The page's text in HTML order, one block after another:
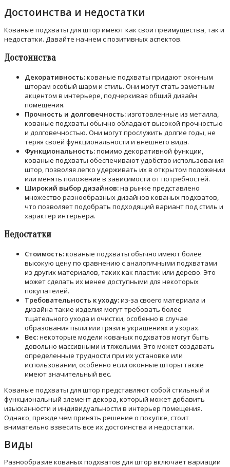
Достоинства и недостатки
Кованые подхваты для штор имеют как свои преимущества, так и
недостатки. Давайте начнем с позитивных аспектов.
Достоинства
Декоративность:кованые подхваты придают оконным
шторам особый шарм и стиль. Они могут стать заметным
акцентом в интерьере, подчеркивая общий дизайн
помещения.
Прочность и долговечность:изготовленные из металла,
кованые подхваты обычно обладают высокой прочностью
и долговечностью. Они могут прослужить долгие годы, не
теряя своей функциональности и внешнего вида.
Функциональность:помимо декоративной функции,
кованые подхваты обеспечивают удобство использования
штор, позволяя легко удерживать их в открытом положении
или менять положение в зависимости от потребностей.
Широкий выбор дизайнов:на рынке представлено
множество разнообразных дизайнов кованых подхватов,
что позволяет подобрать подходящий вариант под стиль и
характер интерьера.
Недостатки
Стоимость:кованые подхваты обычно имеют более
высокую цену по сравнению с аналогичными подхватами
из других материалов, таких как пластик или дерево. Это
может сделать их менее доступными для некоторых
покупателей.
Требовательность к уходу:из-за своего материала и
дизайна такие изделия могут требовать более
тщательного ухода и очистки, особенно в случае
образования пыли или грязи в украшениях и узорах.
Вес:некоторые модели кованых подхватов могут быть
довольно массивными и тяжелыми. Это может создавать
определенные трудности при их установке или
использовании, особенно если оконные шторы также
имеют значительный вес.
Кованые подхваты для штор представляют собой стильный и
функциональный элемент декора, который может добавить
изысканности и индивидуальности в интерьер помещения.
Однако, прежде чем принять решение о покупке, стоит
внимательно взвесить все их достоинства и недостатки.
Виды
Разнообразие кованых подхватов для штор включает вариации